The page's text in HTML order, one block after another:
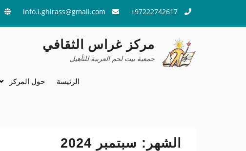
97222742617+
info.i.ghirass@gmail.com
مركز غراس الثقافي
جمعية بيت لحم العربية للتأهيل
الرئيسة حول المركز
الشهر: سبتمبر 2024